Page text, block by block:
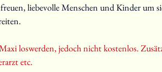
liebevolle Menschen und Kinder um
loswerden, jedoch nicht kostenlos.
etc.